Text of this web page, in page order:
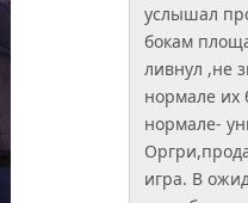
услышал
бокам
ливнул ,не
нормале их
нормале-
игра. В